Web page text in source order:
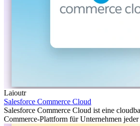
Laioutr
Salesforce Commerce Cloud
Salesforce Commerce Cloud ist eine
Commerce-Plattform für Unternehmen jeder